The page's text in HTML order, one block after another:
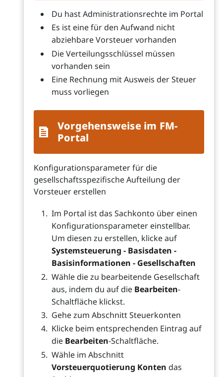
Du hast Administrationsrechte im Portal
Es ist eine für den Aufwand nicht
abziehbare Vorsteuer vorhanden
Die Verteilungsschlüssel müssen
vorhanden sein
Eine Rechnung mit Ausweis der Steuer
muss vorliegen
Vorgehensweise im FM-
Portal
Konfigurationsparameter für die
gesellschaftsspezifische Aufteilung der
Vorsteuer erstellen
Im Portal ist das Sachkonto über einen
Konfigurationsparameter einstellbar.
Um diesen zu erstellen, klicke auf
Systemsteuerung - Basisdaten -
Basisinformationen - Gesellschaften
Wähle die zu bearbeitende Gesellschaft
aus, indem du auf die Bearbeiten-
Schaltfläche klickst.
Gehe zum Abschnitt Steuerkonten
Klicke beim entsprechenden Eintrag auf
die Bearbeiten-Schaltfläche.
Wähle im Abschnitt
Vorsteuerquotierung Konten das